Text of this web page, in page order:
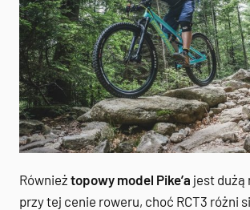
Również topowy model Pike’a jest dużą
przy tej cenie roweru, choć RCT3 różni